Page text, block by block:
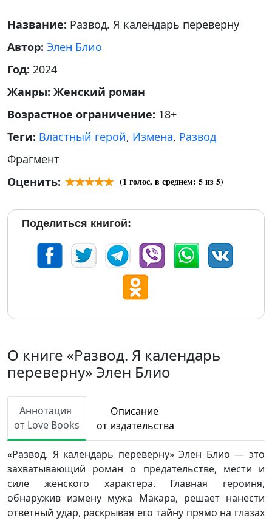
Название: Развод. Я календарь переверну
Автор: Элен Блио
Год: 2024
Жанры: Женский роман
Возрастное ограничение: 18+
Теги: Властный герой, Измена, Развод
Фрагмент
Оценить:
(1 голос, в среднем: 5из 5)
Поделиться книгой:
О книге «Развод. Я календарь
переверну» Элен Блио
Аннотация
от Love Books
Описание
от издательства
«Развод. Я календарь переверну» Элен Блио — это
захватывающий роман о предательстве, мести и
силе женского характера. Главная героиня,
обнаружив измену мужа Макара, решает нанести
ответный удар, раскрывая его тайну прямо на глазах